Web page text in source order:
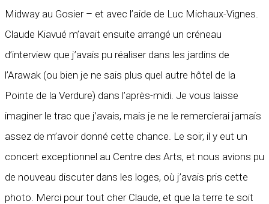
Midway au Gosier – et avec l’aide de Luc Michaux-Vignes.
Claude Kiavué m’avait ensuite arrangé un créneau
d’interview que j’avais pu réaliser dans les jardins de
l’Arawak (ou bien je ne sais plus quel autre hôtel de la
Pointe de la Verdure) dans l’après-midi. Je vous laisse
imaginer le trac que j’avais, mais je ne le remercierai jamais
assez de m’avoir donné cette chance. Le soir, il y eut un
concert exceptionnel au Centre des Arts, et nous avions pu
de nouveau discuter dans les loges, où j’avais pris cette
photo. Merci pour tout cher Claude, et que la terre te soit